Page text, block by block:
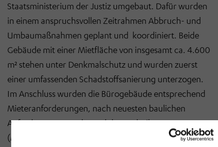
Staatsministerium der Justiz umgebaut. Dafür wurden
in einem anspruchsvollen Zeitrahmen Abbruch- und
Umbaumaßnahmen geplant und koordiniert. Beide
Gebäude mit einer Mietfläche von insgesamt ca. 4.600
m² stehen unter Denkmalschutz und wurden zuerst
einer umfassenden Schadstoffsanierung unterzogen.
Im Anschlusswurden die Bürogebäude entsprechend
Mieteranforderungen, nach neuesten baulichen
Anforderungen und Stand der Technik
(Modernisierung technische Infrastruktur und